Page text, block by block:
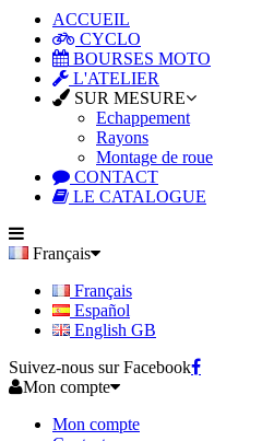
ACCUEIL
CYCLO
BOURSES MOTO
L'ATELIER
SUR MESURE
Echappement
Rayons
Montage de roue
CONTACT
LE CATALOGUE
Français
Français
Español
English GB
Suivez-nous sur Facebook
Mon compte
Mon compte